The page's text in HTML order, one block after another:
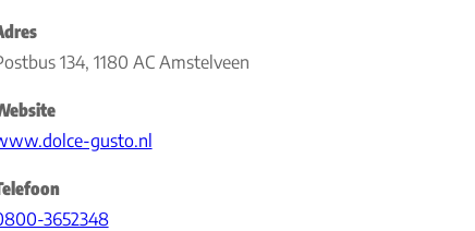
134, 1180 AC Amstelveen
gusto.nl
3652348